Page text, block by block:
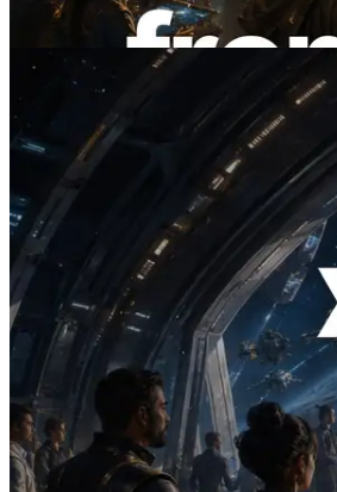
2026.07.04
ERPC Meluncurkan
Berbasis x402 — Era AI
Membayar API yang
On Demand